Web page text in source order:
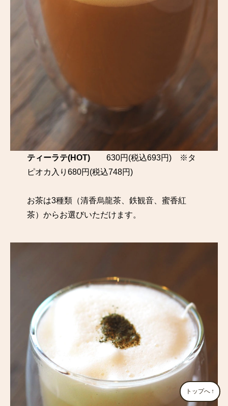
ティーラテ(HOT)630円(税込693円) ※タ
ピオカ入り680円(税込748円)
お茶は3種類（清香烏龍茶、鉄観音、蜜香紅
茶）からお選びいただけます。
トップへ ↑